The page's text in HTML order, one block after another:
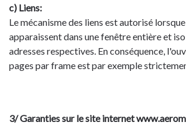
c) Liens:
Le mécanisme des liens est autorisé
apparaissent dans une fenêtre entière et
adresses respectives. En conséquence,
pages par frame est par exemple
3/ Garanties sur le site internet